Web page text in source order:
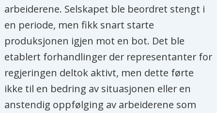
arbeiderene. Selskapet ble beordret stengt i
en periode, men fikk snart starte
produksjonen igjen mot en bot. Det ble
etablert forhandlinger der representanter for
regjeringen deltok aktivt, men dette førte
ikke til en bedring av situasjonen eller en
anstendig oppfølging av arbeiderene som